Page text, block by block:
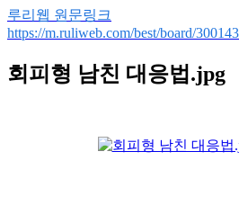
루리웹 원문링크
https://m.ruliweb.com/best/board/
회피형 남친 대응법.jpg